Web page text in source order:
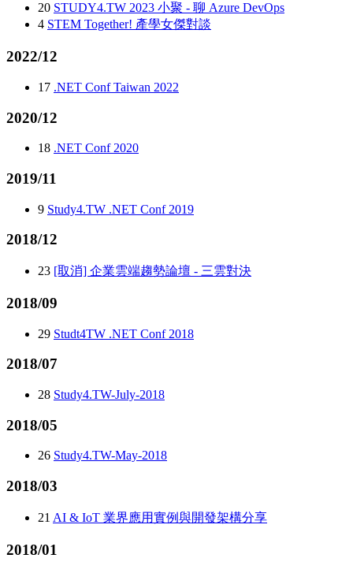
20 STUDY4.TW 2023 小聚 - 聊 Azure DevOps
4 STEM Together! 產學女傑對談
2022/12
17 .NET Conf Taiwan 2022
2020/12
18 .NET Conf 2020
2019/11
9 Study4.TW .NET Conf 2019
2018/12
23 [取消] 企業雲端趨勢論壇 - 三雲對決
2018/09
29 Studt4TW .NET Conf 2018
2018/07
28 Study4.TW-July-2018
2018/05
26 Study4.TW-May-2018
2018/03
21 AI & IoT 業界應用實例與開發架構分享
2018/01